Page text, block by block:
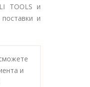
TOOLS и
и
и